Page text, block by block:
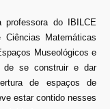
do IBILCE
Ciências Matemáticas
Museológicos e
de se construir e dar
de espaços de
estar contido nesses